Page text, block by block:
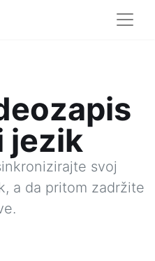
jezik
svoj
a da pritom zadržite